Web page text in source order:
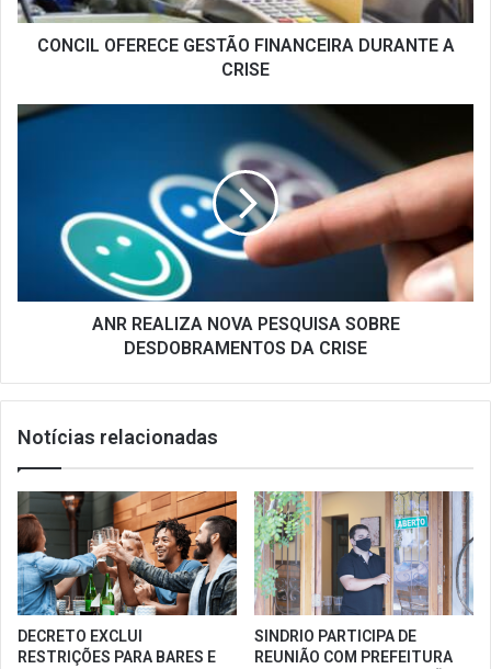
CONCIL OFERECE GESTÃO FINANCEIRA DURANTE A
CRISE
ANR
DESDOBRAMENTOS
ANR REALIZA NOVA PESQUISA SOBRE
DESDOBRAMENTOS DA CRISE
Notícias relacionadas
DECRETO EXCLUI
RESTRIÇÕES PARA BARES E
SINDRIO PARTICIPA DE
REUNIÃO COM PREFEITURA